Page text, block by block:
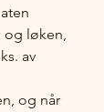
og løken,
av
og når